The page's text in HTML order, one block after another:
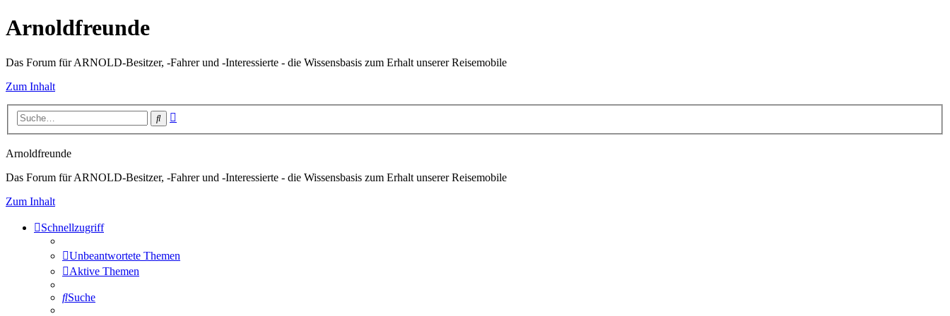
Arnoldfreunde
Das Forum für ARNOLD-Besitzer, -Fahrer und -Interessierte - die Wissensbasis zum Erhalt unserer Reisemobile
Zum Inhalt
Suche
Arnoldfreunde
Das Forum für ARNOLD-Besitzer, -Fahrer und -Interessierte - die Wissensbasis zum Erhalt unserer Reisemobile
Zum Inhalt
Schnellzugriff
Unbeantwortete Themen
Aktive Themen
Suche